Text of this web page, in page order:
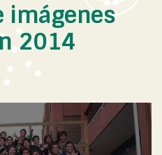
imágenes
2014